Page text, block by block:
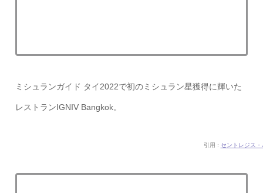
ミシュランガイド タイ2022で初のミシュラン星獲得に輝いた
レストランIGNIV Bangkok。
引用 : セントレジス・